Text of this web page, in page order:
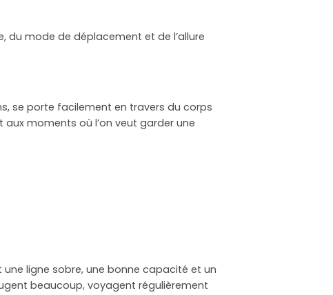
du mode de déplacement et de l’allure
se porte facilement en travers du corps
moments où l’on veut garder une
une ligne sobre, une bonne capacité et un
beaucoup, voyagent régulièrement